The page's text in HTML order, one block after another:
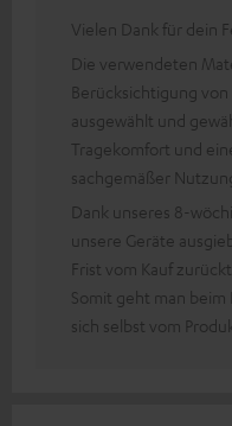
Vielen Dank für dein
Die verwendeten
Berücksichtigung
ausgewählt und
Tragekomfort und
sachgemäßer
Dank unseres 8-
unsere Geräte
Frist vom Kauf
Somit geht man beim
sich selbst vom